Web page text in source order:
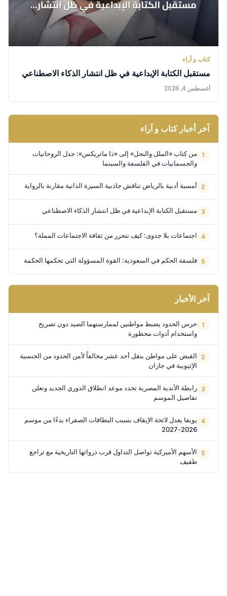
كتاب و آراء
مستقبل الكتابة الإبداعية في ظل انتشار الذكاء الاصطناعي
أغسطس 4, 2026
آخر أخبار كتاب و آراء
من كتاب «الملل والنحل» إلى «ذا ماتريكس»: جدل الروحانيات
والجسمانيات في الفلسفة والسينما
أمسية أدبية بالرياض تناقش جاذبية السيرة الذاتية مقارنة بالرواية
مستقبل الكتابة الإبداعية في ظل انتشار الذكاء الاصطناعي
اجتماعات بلا جدوى: كيف نتحرر من ثقافة الاجتماعات المملة؟
فلسفة الحكم في السعودية: القوة المسؤولة التي تحكمها الحكمة
آخر الأخبار
حرس الحدود يضبط مواطنين لممارستهما الصيد دون تصريح
واستخدام أدوات محظورة
القبض على مواطن بنقل أحد عشر مخالفاً لأمن الحدود من الجنسية
الإثيوبية في جازان
رابطة الأندية المصرية تحدد موعد انطلاق الدوري الجديد وتعلن
تفاصيل الموسم
يويفا يعدل لائحة الإيقاف بسبب البطاقات الصفراء بدءًا من موسم
2026-2027
الأسهم الأميركية تواصل التداول قرب ذرواتها التاريخية مع تراجع
طفيف